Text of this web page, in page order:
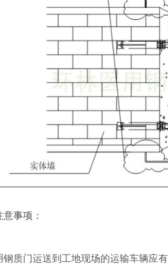
事项：
质门运送到工地现场的运输车辆应